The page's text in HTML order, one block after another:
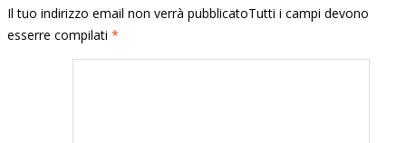
Il tuo indirizzo email non verrà pubblicatoTutti i campi devono
esserre compilati *